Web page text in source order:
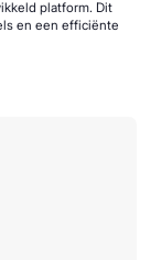
platform. Dit
en een efficiënte